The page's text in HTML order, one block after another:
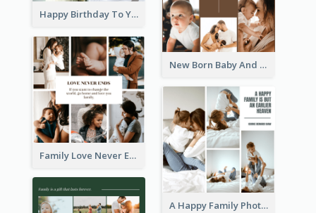
Happy Birthday To You Cakes Photo Collage
New Born Baby And Family Photo Collage
Family Love Never Ends Photo Collage
A Happy Family Photo Collage